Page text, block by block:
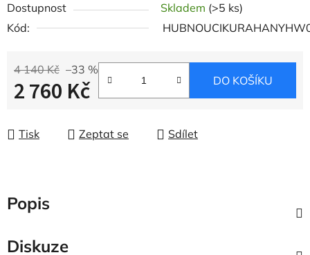
Dostupnost Skladem (>5 ks)
Kód:
4 140 Kč –33 %
2 760 Kč DO KOŠÍKU
Tisk Zeptat se Sdílet
Popis
Diskuze